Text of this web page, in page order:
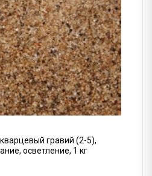
гравий (2-5),
осветление, 1 кг